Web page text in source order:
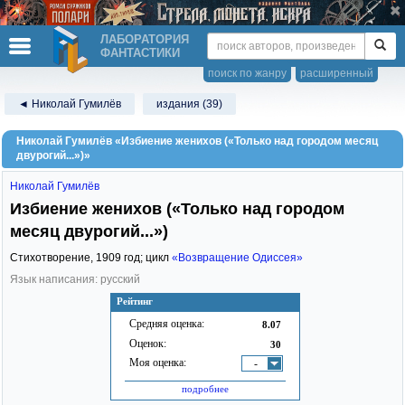
ЛАБОРАТОРИЯ
ФАНТАСТИКИ
расширенный
поиск по жанру
◄ Николай Гумилёв издания (39)
Николай Гумилёв «Избиение женихов («Только над городом месяц
двурогий...»)»
Рейтинг
Средняя оценка: 8.07
Оценок: 30
Моя оценка: -
подробнее
Николай Гумилёв
Избиение женихов («Только над городом
месяц двурогий...»)
Стихотворение, 1909 год; цикл «Возвращение Одиссея»
Язык написания: русский